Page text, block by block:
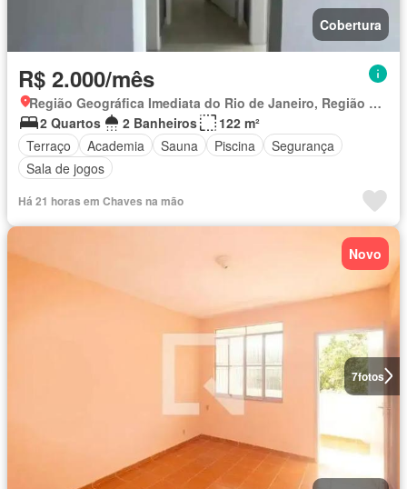
Cobertura
R$ 2.000/mês
Região Geográfica Imediata do Rio de Janeiro, Região Metropolitana do Rio de Janeiro
2 Quartos
2 Banheiros
122 m²
Terraço
Academia Sauna Piscina
Segurança
Sala de jogos
Há 21 horas em Chaves na mão
7fotos
Novo